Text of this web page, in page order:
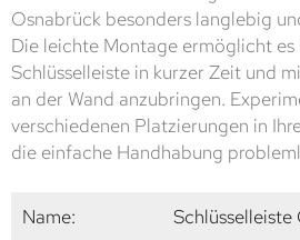
Osnabrück besonders langlebig
Die leichte Montage ermöglicht es
Schlüsselleiste in kurzer Zeit und
an der Wand anzubringen.
verschiedenen Platzierungen in
die einfache Handhabung
Name:
Schlüsselleiste